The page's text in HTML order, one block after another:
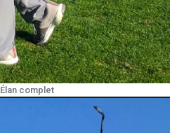
Élan complet